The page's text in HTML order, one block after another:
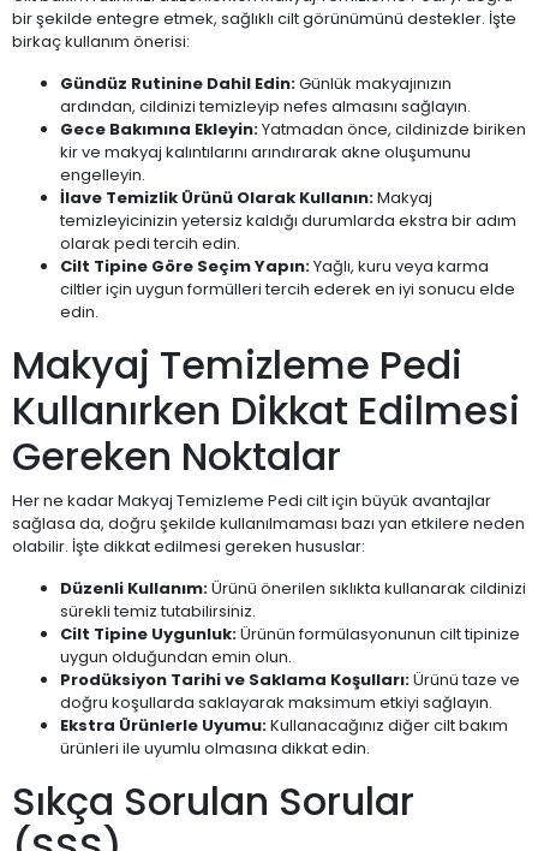
bir şekilde entegre etmek, sağlıklı cilt görünümünü destekler. İşte
birkaç kullanım önerisi:
Gündüz Rutinine Dahil Edin:Günlük makyajınızın
ardından, cildinizi temizleyip nefes almasını sağlayın.
Gece Bakımına Ekleyin:Yatmadan önce, cildinizde biriken
kir ve makyaj kalıntılarını arındırarak akne oluşumunu
engelleyin.
İlave Temizlik Ürünü Olarak Kullanın:Makyaj
temizleyicinizin yetersiz kaldığı durumlarda ekstra bir adım
olarak pedi tercih edin.
Cilt Tipine Göre Seçim Yapın:Yağlı, kuru veya karma
ciltler için uygun formülleri tercih ederek en iyi sonucu elde
edin.
Makyaj Temizleme Pedi
Kullanırken Dikkat Edilmesi
Gereken Noktalar
Her ne kadar Makyaj Temizleme Pedi cilt için büyük avantajlar
sağlasa da, doğru şekilde kullanılmaması bazı yan etkilere neden
olabilir. İşte dikkat edilmesi gereken hususlar:
Düzenli Kullanım:Ürünü önerilen sıklıkta kullanarak cildinizi
sürekli temiz tutabilirsiniz.
Cilt Tipine Uygunluk:Ürünün formülasyonunun cilt tipinize
uygun olduğundan emin olun.
Prodüksiyon Tarihi ve Saklama Koşulları:Ürünü taze ve
doğru koşullarda saklayarak maksimum etkiyi sağlayın.
Ekstra Ürünlerle Uyumu:Kullanacağınız diğer cilt bakım
ürünleri ile uyumlu olmasına dikkat edin.
Sıkça Sorulan Sorular